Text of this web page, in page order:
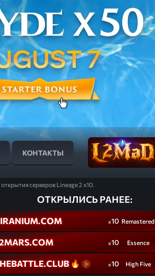
КОНТАКТЫ
серверов Lineage 2 x10.
ОТКРЫЛИСЬ РАНЕЕ:
x10 Remastered
x10 Essence
x10 High Five